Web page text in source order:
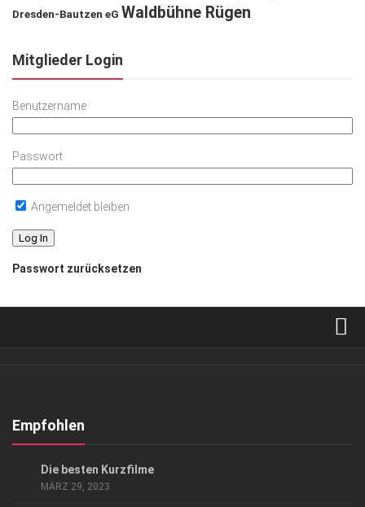
Dresden-Bautzen eG Waldbühne Rügen
Mitglieder Login
Benutzername
Passwort
Angemeldet bleiben
Passwort zurücksetzen
Kontakt, Impressum
Empfohlen
Die besten Kurzfilme
MÄRZ 29, 2023